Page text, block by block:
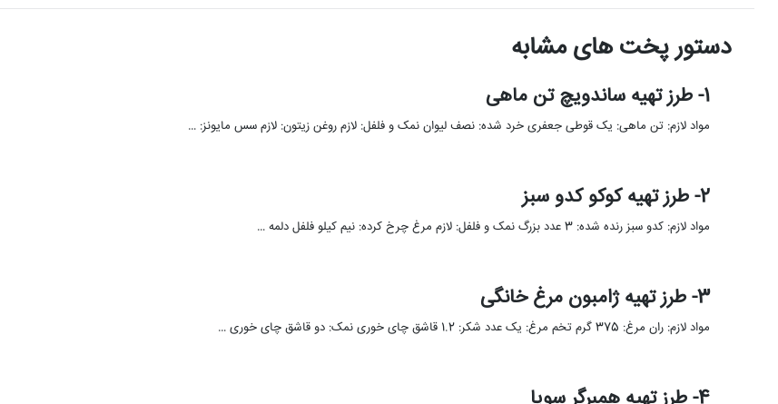
دستور پخت های مشابه
1- طرز تهیه ساندویچ تن ماهی
مواد لازم: تن ماهی: یک قوطی جعفری خرد شده: نصف لیوان نمک و فلفل: لازم روغن زیتون: لازم سس مایونز: …
2- طرز تهیه کوکو کدو سبز
مواد لازم: کدو سبز رنده شده: 3 عدد بزرگ نمک و فلفل: لازم مرغ چرخ کرده: نیم کیلو فلفل دلمه …
3- طرز تهیه ژامبون مرغ خانگی
مواد لازم: ران مرغ: 375 گرم تخم مرغ: یک عدد شکر: 1.2 قاشق چای خوری نمک: دو قاشق چای خوری …